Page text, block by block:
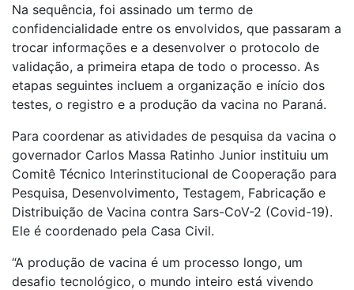
Na sequência, foi assinado um termo de
confidencialidade entre os envolvidos, que passaram a
trocar informações e a desenvolver o protocolo de
validação, a primeira etapa de todo o processo. As
etapas seguintes incluem a organização e início dos
testes, o registro e a produção da vacina no Paraná.
Para coordenar as atividades de pesquisa da vacina o
governador Carlos Massa Ratinho Junior instituiu um
Comitê Técnico Interinstitucional de Cooperação para
Pesquisa, Desenvolvimento, Testagem, Fabricação e
Distribuição de Vacina contra Sars-CoV-2 (Covid-19).
Ele é coordenado pela Casa Civil.
“A produção de vacina é um processo longo, um
desafio tecnológico, o mundo inteiro está vivendo